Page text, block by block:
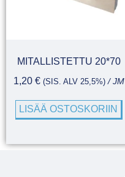
MITALLISTETTU 20*70
1,20 € (SIS. ALV 25,5%)/ JM
LISÄÄ OSTOSKORIIN